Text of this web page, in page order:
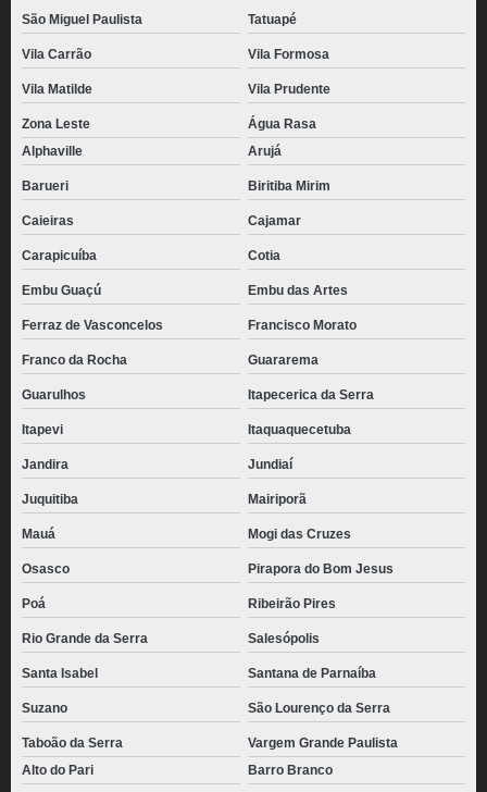
São Miguel Paulista Tatuapé
Vila Carrão Vila Formosa
Vila Matilde Vila Prudente
Zona Leste
Água Rasa
Alphaville
Arujá
Barueri Biritiba Mirim
Caieiras Cajamar
Carapicuíba Cotia
Embu Guaçú Embu das Artes
Ferraz de Vasconcelos Francisco Morato
Franco da Rocha Guararema
Guarulhos Itapecerica da Serra
Itapevi Itaquaquecetuba
Jandira Jundiaí
Juquitiba Mairiporã
Mauá Mogi das Cruzes
Osasco Pirapora do Bom Jesus
Poá Ribeirão Pires
Rio Grande da Serra Salesópolis
Santa Isabel Santana de Parnaíba
Suzano São Lourenço da Serra
Taboão da Serra
Vargem Grande Paulista
Alto do Pari
Barro Branco